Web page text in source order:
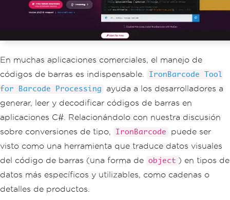
En muchas aplicaciones comerciales, el manejo de
códigos de barras es indispensable.
IronBarcode Tool
for Barcode Processing
ayuda a los desarrolladores a
generar, leer y decodificar códigos de barras en
aplicaciones C#. Relacionándolo con nuestra discusión
sobre conversiones de tipo,
IronBarcode
puede ser
visto como una herramienta que traduce datos visuales
del código de barras (una forma de object ) en tipos de
datos más específicos y utilizables, como cadenas o
detalles de productos.